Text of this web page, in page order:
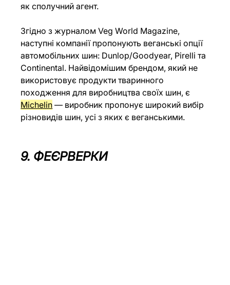
як сполучний агент.
Згідно з журналом Veg World Magazine,
наступні компанії пропонують веганські опції
автомобільних шин: Dunlop/Goodyear, Pirelli та
Continental. Найвідомішим брендом, який не
використовує продукти тваринного
походження для виробництва своїх шин, є
Michelin — виробник пропонує широкий вибір
різновидів шин, усі з яких є веганськими.
9. ФЕЄРВЕРКИ